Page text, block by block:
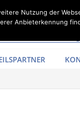
Nutzung der
Anbieterkennung